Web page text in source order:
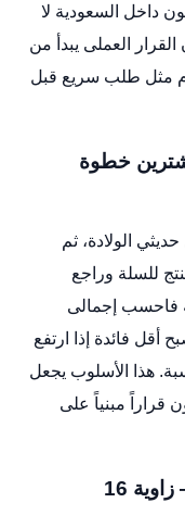
داخل السعودية لا
العملى يبدأ من
مثل طلب سريع قبل
خطوة
حديثي الولادة، ثم
للسلة وراجع
فاحسب إجمالى
أقل فائدة إذا ارتفع
هذا الأسلوب يجعل
قراراً مبنياً على
16